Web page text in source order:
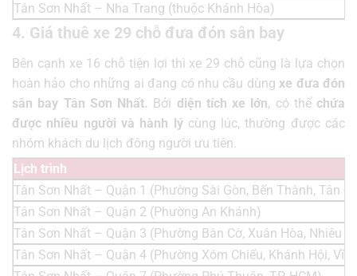
Tân Sơn Nhất – Nha Trang (thuộc Khánh Hòa)
4. Giá thuê xe 29 chỗ đưa đón sân bay
Bên cạnh xe 16 chỗ tiện lợi thì xe 29 chỗ cũng là lựa chọn
hoàn hảo cho những ai đang có nhu cầu dùngxe đưa đón
sân bay Tân Sơn Nhất. Bởi diện tích xe lớn, có thể chứa
được nhiều người và hành lýcùng lúc, thường được các
nhóm khách du lịch đông người ưu tiên.
Lịch trình
Tân Sơn Nhất – Quận 1 (Phường Sài Gòn, Bến Thành, Tân
Tân Sơn Nhất – Quận 2 (Phường An Khánh)
Tân Sơn Nhất – Quận 3 (Phường Bàn Cờ, Xuân Hòa, Nhiêu
Tân Sơn Nhất – Quận 4 (Phường Xóm Chiếu, Khánh Hội,